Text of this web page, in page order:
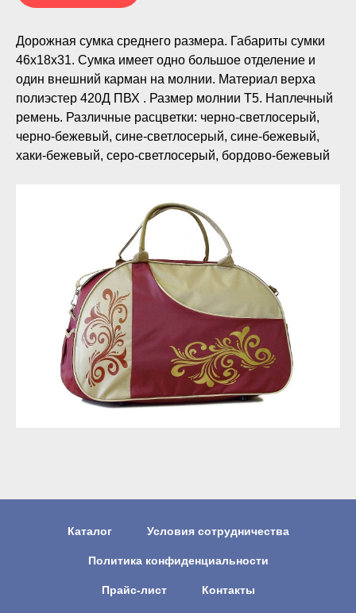
Дорожная сумка среднего размера. Габариты сумки
46х18х31. Сумка имеет одно большое отделение и
один внешний карман на молнии. Материал верха
полиэстер 420Д ПВХ . Размер молнии Т5. Наплечный
ремень. Различные расцветки: черно-светлосерый,
черно-бежевый, сине-светлосерый, сине-бежевый,
хаки-бежевый, серо-светлосерый, бордово-бежевый
Каталог Условия сотрудничества
Политика конфиденциальности
Прайс-лист Контакты